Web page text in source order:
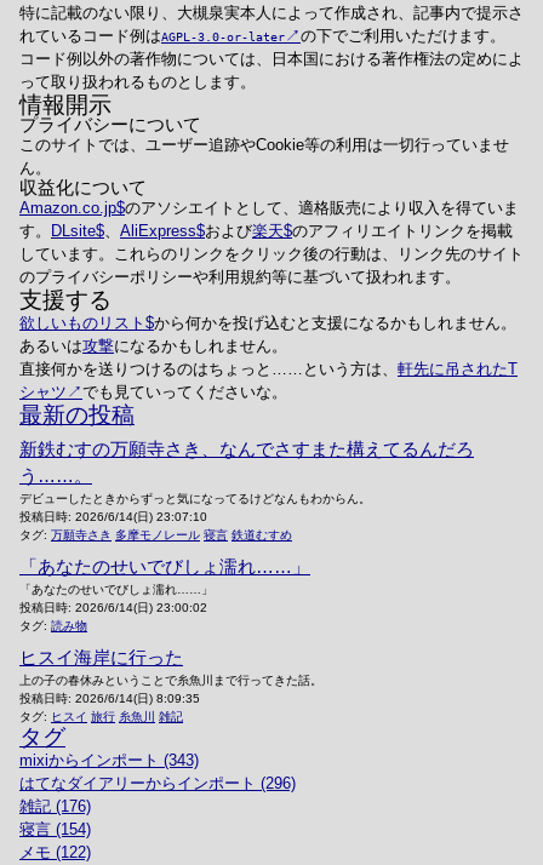
特に記載のない限り、大槻泉実本人によって作成され、記事内で提示さ
れているコード例はAGPL-3.0-or-later
の下でご利用いただけます。
コード例以外の著作物については、日本国における著作権法の定めによ
って取り扱われるものとします。
情報開示
プライバシーについて
このサイトでは、ユーザー追跡やCookie等の利用は一切行っていませ
ん。
収益化について
Amazon.co.jp のアソシエイトとして、適格販売により収入を得ていま
す。
DLsite 、 AliExpress および楽天 のアフィリエイトリンクを掲載
しています。これらのリンクをクリック後の行動は、リンク先のサイト
のプライバシーポリシーや利用規約等に基づいて扱われます。
支援する
欲しいものリスト
から何かを投げ込むと支援になるかもしれません。
あるいは攻撃になるかもしれません。
直接何かを送りつけるのはちょっと……という方は、 軒先に吊されたT
シャツ
でも見ていってくださいな。
最新の投稿
新鉄むすの万願寺さき、なんでさすまた構えてるんだろ
う……。
デビューしたときからずっと気になってるけどなんもわからん。
投稿日時: 2026/6/14(日) 23:07:10
タグ: 万願寺さき 多摩モノレール 寝言 鉄道むすめ
「あなたのせいでびしょ濡れ……」
「あなたのせいでびしょ濡れ……」
投稿日時: 2026/6/14(日) 23:00:02
タグ: 読み物
ヒスイ海岸に行った
上の子の春休みということで糸魚川まで行ってきた話。
投稿日時: 2026/6/14(日) 8:09:35
タグ: ヒスイ 旅行 糸魚川 雑記
タグ
mixiからインポート (343)
はてなダイアリーからインポート (296)
雑記 (176)
寝言 (154)
メモ (122)